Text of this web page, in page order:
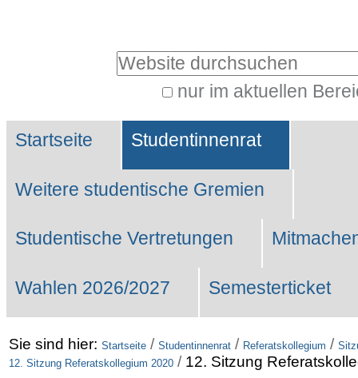
Website durchsuchen
nur im aktuellen
Suche…
Sektionen
Startseite Studentinnenrat
Weitere studentische Gremien
Studentische Vertretungen
Wahlen 2026/2027 Semesterticket
Sie sind hier: Startseite / Studentinnenrat / Referatskollegium /
12. Sitzung Referatskollegium 2020 / 12. Sitzung